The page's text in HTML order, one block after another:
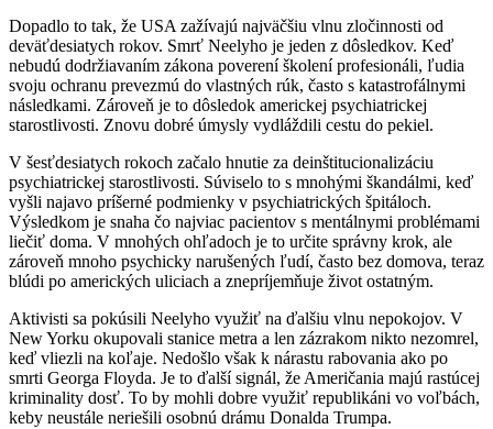
Dopadlo to tak, že USA zažívajú najväčšiu vlnu zločinnosti od
deväťdesiatych rokov. Smrť Neelyho je jeden z dôsledkov. Keď
nebudú dodržiavaním zákona poverení školení profesionáli, ľudia
svoju ochranu prevezmú do vlastných rúk, často s katastrofálnymi
následkami. Zároveň je to dôsledok americkej psychiatrickej
starostlivosti. Znovu dobré úmysly vydláždili cestu do pekiel.
V šesťdesiatych rokoch začalo hnutie za deinštitucionalizáciu
psychiatrickej starostlivosti. Súviselo to s mnohými škandálmi, keď
vyšli najavo príšerné podmienky v psychiatrických špitáloch.
Výsledkom je snaha čo najviac pacientov s mentálnymi problémami
liečiť doma. V mnohých ohľadoch je to určite správny krok, ale
zároveň mnoho psychicky narušených ľudí, často bez domova, teraz
blúdi po amerických uliciach a znepríjemňuje život ostatným.
Aktivisti sa pokúsili Neelyho využiť na ďalšiu vlnu nepokojov. V
New Yorku okupovali stanice metra a len zázrakom nikto nezomrel,
keď vliezli na koľaje. Nedošlo však k nárastu rabovania ako po
smrti Georga Floyda. Je to ďalší signál, že Američania majú rastúcej
kriminality dosť. To by mohli dobre využiť republikáni vo voľbách,
keby neustále neriešili osobnú drámu Donalda Trumpa.